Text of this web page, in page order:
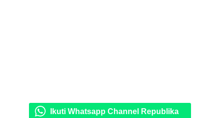
Ikuti Whatsapp Channel Republika